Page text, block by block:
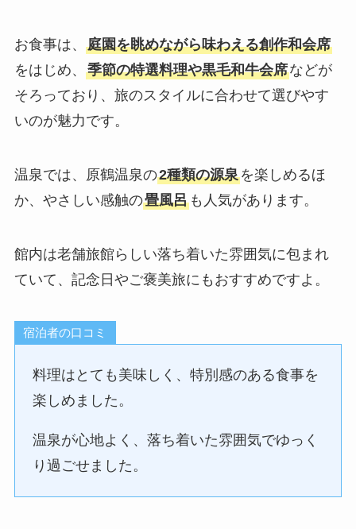
お食事は、 庭園を眺めながら味わえる創作和会席
をはじめ、 季節の特選料理や黒毛和牛会席などが
そろっており、旅のスタイルに合わせて選びやす
いのが魅力です。
温泉では、原鶴温泉の2種類の源泉を楽しめるほ
か、やさしい感触の畳風呂も人気があります。
館内は老舗旅館らしい落ち着いた雰囲気に包まれ
ていて、記念日やご褒美旅にもおすすめですよ。
宿泊者の口コミ
料理はとても美味しく、特別感のある食事を
楽しめました。
温泉が心地よく、落ち着いた雰囲気でゆっく
り過ごせました。